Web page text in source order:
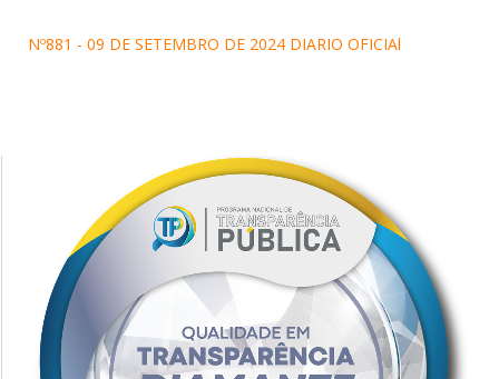
Nº881 - 09 DE SETEMBRO DE 2024 DIARIO OFICIAl